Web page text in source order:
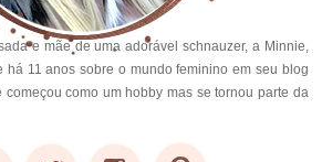
e mãe de uma adorável schnauzer, a Minnie,
há 11 anos sobre o mundo feminino em seu blog
começou como um hobby mas se tornou parte da